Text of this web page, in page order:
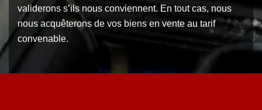
validerons s’ils nous conviennent. En tout cas, nous
nous acquêterons de vos biens en vente au tarif
convenable.